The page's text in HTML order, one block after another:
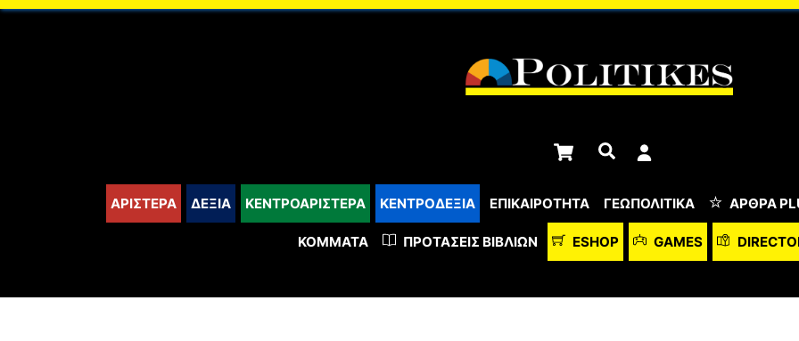
content
Cart Αναζήτηση
ΑΡΙΣΤΕΡΑ ΔΕΞΙΑ ΚΕΝΤΡΟΑΡΙΣΤΕΡΑ ΚΕΝΤΡΟΔΕΞΙΑ ΕΠΙΚΑΙΡΟΤΗΤΑ ΓΕΩΠΟΛΙΤΙΚΑ ΆΡΘΡΑ
ΚΌΜΜΑΤΑ ΠΡΟΤΆΣΕΙΣ ΒΙΒΛΊΩΝ ESHOP GAMES